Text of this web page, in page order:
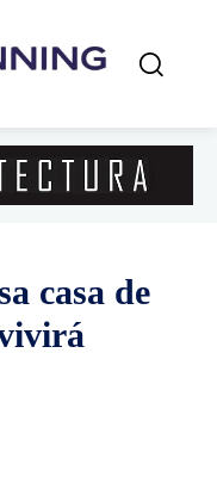
casa de